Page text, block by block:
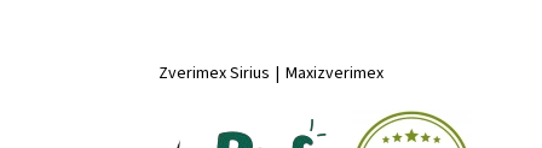
Zverimex Sirius | Maxizverimex